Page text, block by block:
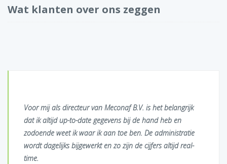
Wat klanten over ons zeggen
Voor mij als directeur van Meconaf B.V. is het belangrijk
dat ik altijd up-to-date gegevens bij de hand heb en
zodoende weet ik waar ik aan toe ben. De administratie
wordt dagelijks bijgewerkt en zo zijn de cijfers altijd real-
time.